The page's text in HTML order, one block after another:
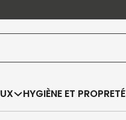
HYGIÈNE ET PROPRETÉ